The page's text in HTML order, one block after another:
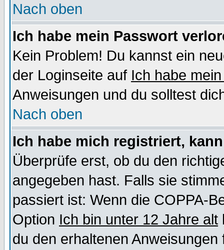
Nach oben
Ich habe mein Passwort
Kein Problem! Du kannst ein
der Loginseite auf Ich habe
Anweisungen und du solltest
Nach oben
Ich habe mich registriert,
Überprüfe erst, ob du den
angegeben hast. Falls sie
passiert ist: Wenn die COPPA-
Option Ich bin unter 12 Jahre alt
du den erhaltenen